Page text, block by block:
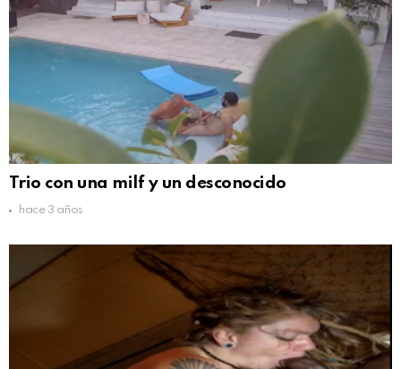
Trio con una milf y un desconocido
hace 3 años